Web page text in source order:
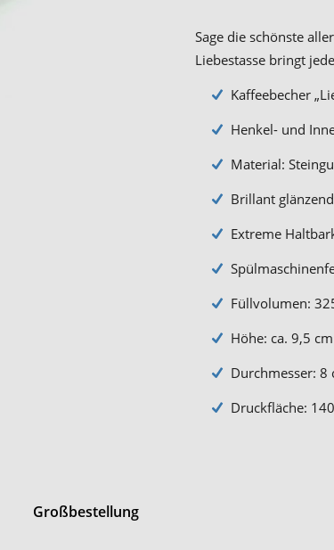
Sage die schönste
Liebestasse bringt
Kaffeebecher
Henkel- und
Material:
Brillant
Extreme
Füllvolumen:
Höhe: ca. 9,5 cm
Durchmesser: 8
Druckfläche:
Großbestellung